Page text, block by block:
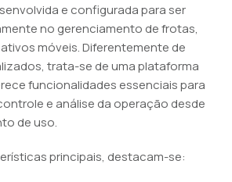
e configurada para ser
no gerenciamento de frotas,
móveis. Diferentemente de
trata-se de uma plataforma
funcionalidades essenciais para
e análise da operação desde
de uso.
principais, destacam-se: